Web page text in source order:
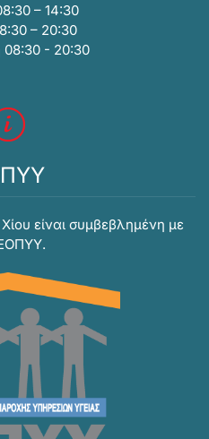
– 14:30
– 20:30
- 20:30
είναι συμβεβλημένη με